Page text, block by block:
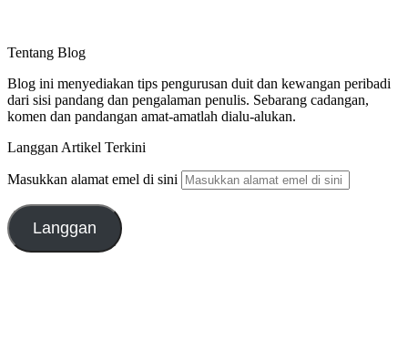
Tentang Blog
Blog ini menyediakan tips pengurusan duit dan kewangan peribadi
dari sisi pandang dan pengalaman penulis. Sebarang cadangan,
komen dan pandangan amat-amatlah dialu-alukan.
Langgan Artikel Terkini
Masukkan alamat emel di sini
Langgan